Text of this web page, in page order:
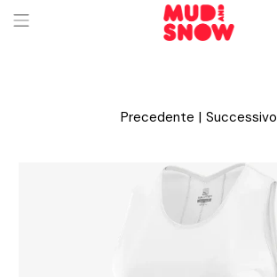
Precedente | Successivo